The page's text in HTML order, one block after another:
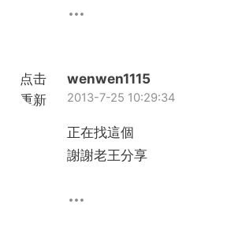
点击
重新
wenwen1115
2013-7-25 10:29:34
正在找這個
謝謝老王分享